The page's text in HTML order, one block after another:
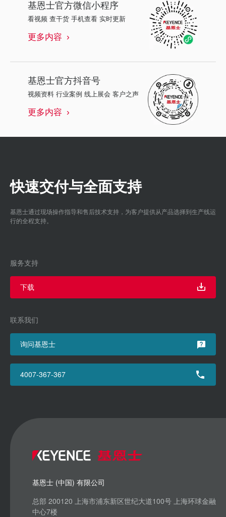
基恩士官方微信小程序
看视频 查干货 手机查看 实时更新
更多内容
基恩士官方抖音号
视频资料 行业案例 线上展会 客户之声
更多内容
快速交付与全面支持
基恩士通过现场操作指导和售后技术支持，为客户提供从产品选择到生产线运
行的全程支持。
服务支持
下载
联系我们
询问基恩士
4007-367-367
基恩士 (中国) 有限公司
总部 200120 上海市浦东新区世纪大道100号 上海环球金融
中心7楼